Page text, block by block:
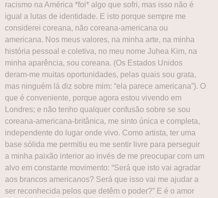
racismo na América *foi* algo que sofri, mas isso não é
igual a lutas de identidade. E isto porque sempre me
considerei coreana, não coreana-americana ou
americana. Nos meus valores, na minha arte, na minha
história pessoal e coletiva, no meu nome Juhea Kim, na
minha aparência, sou coreana. (Os Estados Unidos
deram-me muitas oportunidades, pelas quais sou grata,
mas ninguém lá diz sobre mim: “ela parece americana”). O
que é conveniente, porque agora estou vivendo em
Londres; e não tenho qualquer confusão sobre se sou
coreana-americana-britânica, me sinto única e completa,
independente do lugar onde vivo. Como artista, ter uma
base sólida me permitiu eu me sentir livre para perseguir
a minha paixão interior ao invés de me preocupar com um
alvo em constante movimento: “Será que isto vai agradar
aos brancos americanos? Será que isso vai me ajudar a
ser reconhecida pelos que detêm o poder?” E é o amor